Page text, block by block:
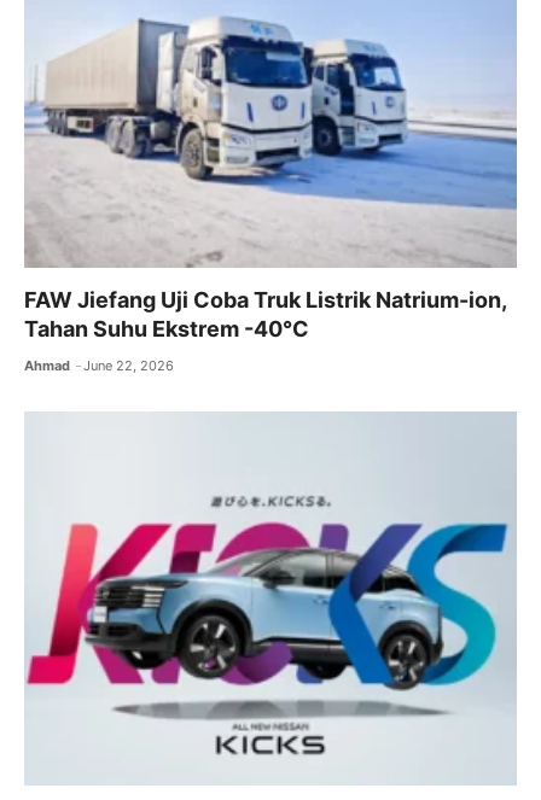
FAW Jiefang Uji Coba Truk Listrik Natrium-ion,
Tahan Suhu Ekstrem -40°C
Ahmad June 22, 2026